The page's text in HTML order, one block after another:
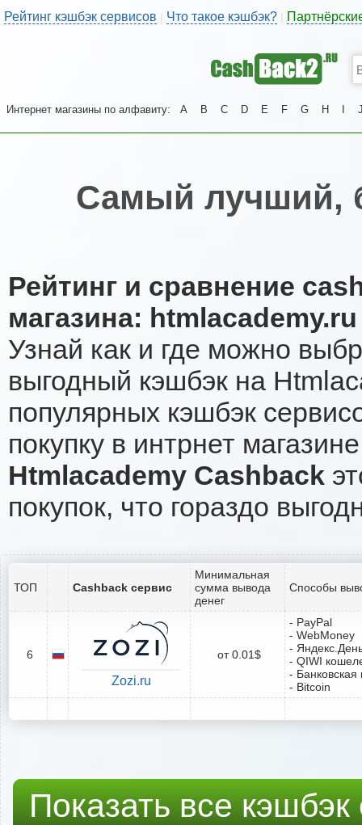
Рейтинг кэшбэк сервисов | Что такое кэшбэк?
Интернет магазины по алфавиту: A B C D E F G H
Самый лучший,
Рейтинг и сравнение
магазина: htmlacademy.ru
Узнай как и где можно
выгодный кэшбэк на
популярных кэшбэк
покупку в интрнет
Htmlacademy Cashback
покупок, что гораздо
ТОП Cashback сервис
Минимальная
сумма вывода
денег
Способы
6
Zozi.ru
от 0.01$
- PayPal
- WebMoney
-
- QIWI
- Банковская
- Bitcoin
Показать все